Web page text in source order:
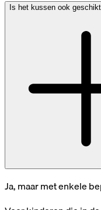
Is het kussen ook
Ja, maar met enkele